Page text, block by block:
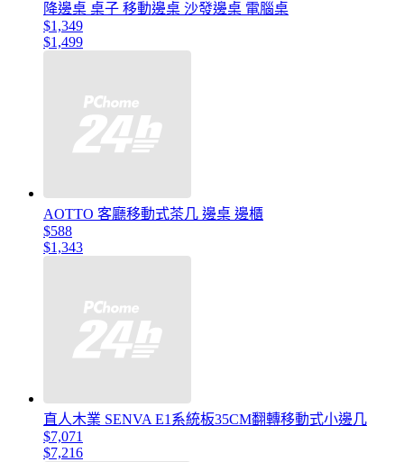
降邊桌 桌子 移動邊桌 沙發邊桌 電腦桌
$1,349
$1,499
AOTTO 客廳移動式茶几 邊桌 邊櫃
$588
$1,343
直人木業 SENVA E1系統板35CM翻轉移動式小邊几
$7,071
$7,216